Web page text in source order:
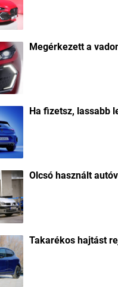
Megérkezett a
Ha fizetsz, lassabb
Olcsó használt
Takarékos hajtást